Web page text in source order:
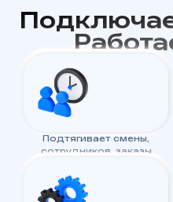
Подтягивает смены,
сотрудников, заказы